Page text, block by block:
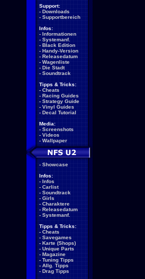
Support:
- Downloads
- Supportbereich
Infos:
- Informationen
- Systemanf.
- Black Edition
- Handy-Version
- Releasedatum
- Wagenliste
- Die Stadt
- Soundtrack
Tipps & Tricks:
- Cheats
- Racing Guides
- Strategy Guide
- Vinyl Guides
- Decal Tutorial
Media:
- Screenshots
- Videos
- Wallpaper
- Showcase
Infos:
- Infos
- Carlist
- Soundtrack
- Girls
- Charaktere
- Releasedatum
- Systemanf.
Tipps & Tricks:
- Cheats
- Savegames
- Karte (Shops)
- Unique Parts
- Magazine
- Tuning Tipps
- Allg. Tipps
- Drag Tipps